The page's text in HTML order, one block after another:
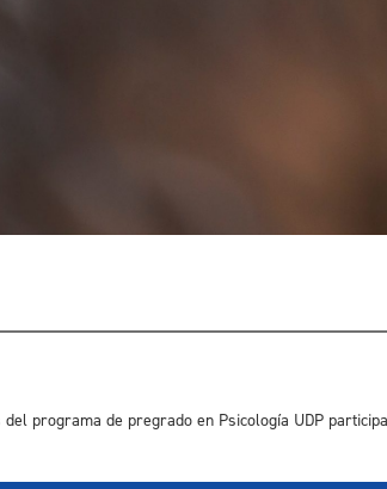
programa de pregrado en Psicología UDP